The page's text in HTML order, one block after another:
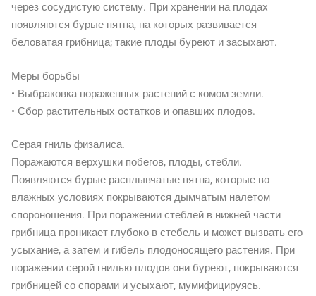
через сосудистую систему. При хранении на плодах
появляются бурые пятна, на которых развивается
беловатая грибница; такие плоды буреют и засыхают.
Меры борьбы
• Выбраковка пораженных растений с комом земли.
• Сбор растительных остатков и опавших плодов.
Серая гниль физалиса.
Поражаются верхушки побегов, плоды, стебли.
Появляются бурые расплывчатые пятна, которые во
влажных условиях покрываются дымчатым налетом
спороношения. При поражении стеблей в нижней части
грибница проникает глубоко в стебель и может вызвать его
усыхание, а затем и гибель плодоносящего растения. При
поражении серой гнилью плодов они буреют, покрываются
грибницей со спорами и усыхают, мумифицируясь.